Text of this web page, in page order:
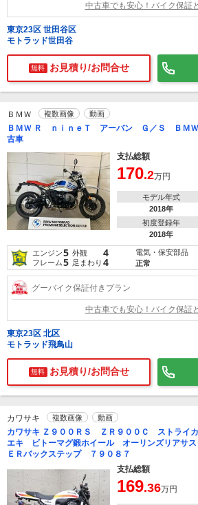
中古車でも安心！バイク保証
東京23区 世田谷区
モトラッド世田谷
無料 お見積り/お問合せ
ＢＭＷ 複数画像 動画
ＢＭＷ Ｒ ｎｉｎｅＴ アーバン Ｇ／Ｓ ＢＭＷ
古車
支払総額
170.2万円
モデル年式
2018年
初度登録年
2018年
エンジン5 外観 4
フレーム5 足まわり 4
電気・保安部品
正常
グーバイク保証付きプラン
中古車でも安心！バイク保証
東京23区 北区
モトラッド飛鳥山
無料 お見積り/お問合せ
カワサキ 複数画像 動画
カワサキ Ｚ９００ＲＳ ＺＲ９００Ｃ ストライ
エキ ビトーマグ鍛ホイール オーリンズリアサ
ＥＲバックステップ ７９０８７
支払総額
169.36万円